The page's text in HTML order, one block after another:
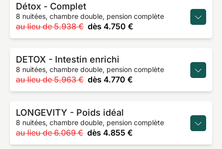
Détox - Complet
8 nuitées, chambre double, pension complète
au lieu de 5.938 € dès 4.750 €
DETOX - Intestin enrichi
8 nuitées, chambre double, pension complète
au lieu de 5.963 € dès 4.770 €
LONGEVITY - Poids idéal
8 nuitées, chambre double, pension complète
au lieu de 6.069 € dès 4.855 €